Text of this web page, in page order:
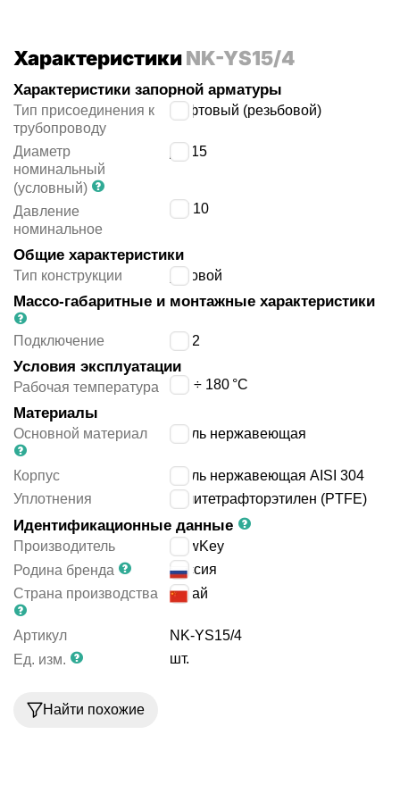
ХарактеристикиNK-YS15/4
Характеристики запорной арматуры
Тип присоединения к
трубопроводу
муфтовый (резьбовой)
Диаметр
номинальный
(условный)
15
Давление
номинальное
10
Общие характеристики
Тип конструкции угловой
Массо-габаритные и монтажные характеристики
Подключение G1/2
Условия эксплуатации
Рабочая температура -20 ÷ 180 °C
Материалы
Основной материал сталь нержавеющая
Корпус
сталь нержавеющая AISI 304
Уплотнения
политетрафторэтилен (PTFE)
Идентификационные данные
Производитель
NewKey
Родина бренда
Россия
Страна производства
Китай
Артикул
NK-YS15/4
Ед. изм.
шт.
Найти похожие